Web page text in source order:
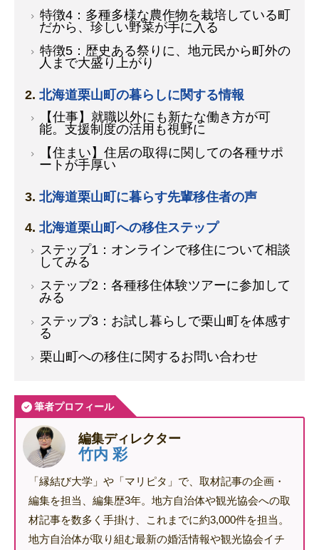
特徴4：多種多様な農作物を栽培している町
だから、珍しい野菜が手に入る
特徴5：歴史ある祭りに、地元民から町外の
人まで大盛り上がり
北海道栗山町の暮らしに関する情報
【仕事】就職以外にも新たな働き方が可
能。支援制度の活用も視野に
【住まい】住居の取得に関しての各種サポ
ートが手厚い
北海道栗山町に暮らす先輩移住者の声
北海道栗山町への移住ステップ
ステップ1：オンラインで移住について相談
してみる
ステップ2：各種移住体験ツアーに参加して
みる
ステップ3：お試し暮らしで栗山町を体感す
る
栗山町への移住に関するお問い合わせ
筆者プロフィール
編集ディレクター
竹内 彩
「縁結び大学」や「マリピタ」で、取材記事の企画・
編集を担当、編集歴3年。地方自治体や観光協会への取
材記事を数多く手掛け、これまでに約3,000件を担当。
地方自治体が取り組む最新の婚活情報や観光協会イチ